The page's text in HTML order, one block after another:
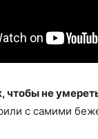
чтобы не
с самими